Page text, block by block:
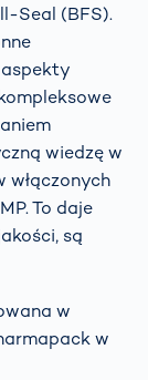
Seal (BFS).
wiedzę w
włączonych
To daje
są
w
w